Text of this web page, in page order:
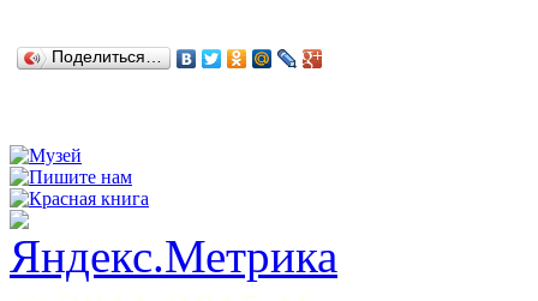
Поделиться…